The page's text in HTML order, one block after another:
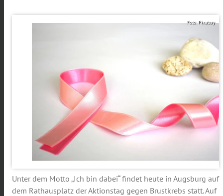
Foto: Pixabay
Unter dem Motto „Ich bin dabei“ findet heute in Augsburg auf
dem Rathausplatz der Aktionstag gegen Brustkrebs statt. Auf